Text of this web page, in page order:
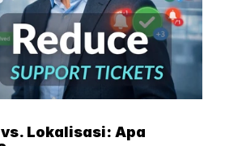
Lokalisasi: Apa